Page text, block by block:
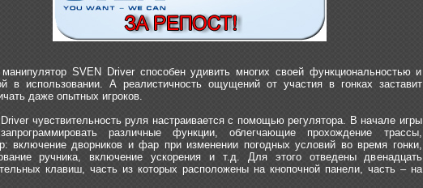
манипулятор SVEN Driver способен удивить многих своей функциональностью и
в использовании. А реалистичность ощущений от участия в гонках заставит
даже опытных игроков.
чувствительность руля настраивается с помощью регулятора. В начале игры
различные функции, облегчающие прохождение трассы,
включение дворников и фар при изменении погодных условий во время гонки,
ручника, включение ускорения и т.д. Для этого отведены двенадцать
клавиш, часть из которых расположены на кнопочной панели, часть – на